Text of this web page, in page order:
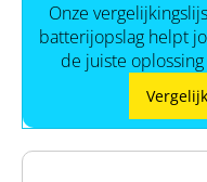
Onze
batterijopslag helpt
de juiste